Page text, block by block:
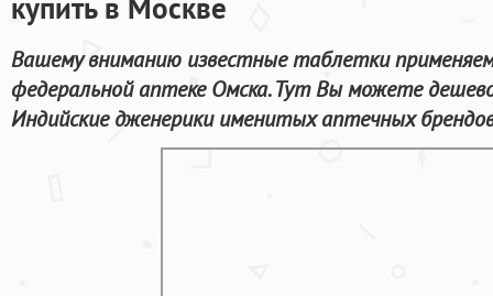
Вашему вниманию известные таблетки
федеральной аптеке Омска. Тут Вы можете
Индийские дженерики именитых аптечных